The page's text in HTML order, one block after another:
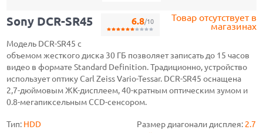
Товар отсутствует в
магазинах
6.8/10
Sony DCR-SR45
Модель DCR-SR45 с
объемом жесткого диска 30 ГБ позволяет записать до 15 часов
видео в формате Standard Definition. Традиционно, устройство
использует оптику Carl Zeiss Vario-Tessar. DCR-SR45 оснащена
2,7-дюймовым ЖК-дисплеем, 40-кратным оптическим зумом и
0.8-мегапиксельным CCD-сенсором.
Тип: HDD
Размер диагонали дисплея: 2.7